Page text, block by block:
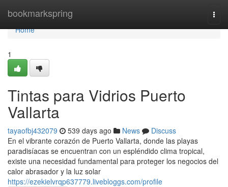
bookmarkspring
Home
Home
1
Tintas para Vidrios Puerto
Vallarta
tayaofbj432079 539 days ago News
Discuss
En el vibrante corazón de Puerto Vallarta, donde las playas
paradisíacas se encuentran con un espléndido clima tropical,
existe una necesidad fundamental para proteger los negocios del
calor abrasador y la luz solar
https://ezekielvrqp637779.livebloggs.com/profile